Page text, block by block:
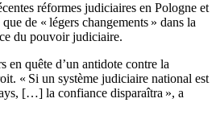
réformes judiciaires en Pologne et
de « légers changements » dans la
du pouvoir judiciaire.
en quête d’un antidote contre la
« Si un système judiciaire national est
[…] la confiance disparaîtra », a